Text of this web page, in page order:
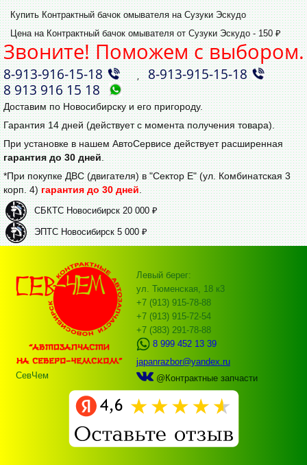
Купить Контрактный бачок омывателя на Сузуки Эскудо
Цена на Контрактный бачок омывателя от Сузуки Эскудо - 150 ₽
Звоните! Поможем с выбором.
8‑913‑916‑15‑18 ,8‑913‑915‑15‑18
8 913 916 15 18
Доставим по Новосибирску и его пригороду.
Гарантия 14 дней (действует с момента получения товара).
При установке в нашем АвтоСервисе действует расширенная
гарантия до 30 дней.
*При покупке ДВС (двигателя) в "Сектор Е" (ул. Комбинатская 3
корп. 4)гарантия до 30 дней.
СБКТС Новосибирск 20 000 ₽
ЭПТС Новосибирск 5 000 ₽
СевЧем
Левый берег:
ул. Тюменская, 18 к3
+7 (913) 915-78-88
+7 (913) 915-72-54
+7 (383) 291-78-88
8 999 452 13 39
japanrazbor@yandex.ru
@Контрактные запчасти